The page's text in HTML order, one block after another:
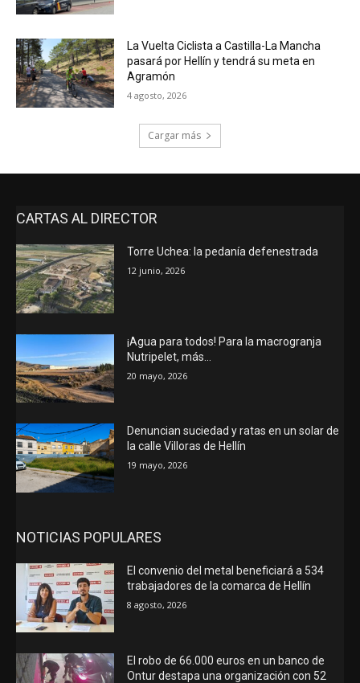
La Vuelta Ciclista a Castilla-La Mancha
pasará por Hellín y tendrá su meta en
Agramón
4 agosto, 2026
Cargar más
CARTAS AL DIRECTOR
Torre Uchea: la pedanía defenestrada
12 junio, 2026
¡Agua para todos! Para la macrogranja
Nutripelet, más…
20 mayo, 2026
Denuncian suciedad y ratas en un solar de
la calle Villoras de Hellín
19 mayo, 2026
NOTICIAS POPULARES
El convenio del metal beneficiará a 534
trabajadores de la comarca de Hellín
8 agosto, 2026
El robo de 66.000 euros en un banco de
Ontur destapa una organización con 52